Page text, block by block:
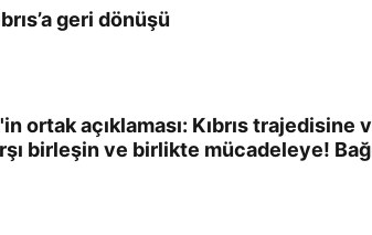
geri dönüşü
ortak açıklaması: Kıbrıs
birleşin ve birlikte mücadeleye!